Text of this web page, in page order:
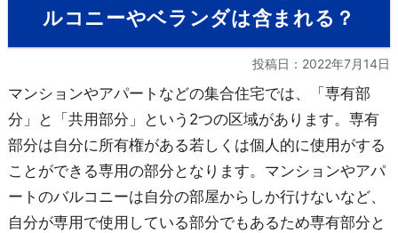
ルコニーやベランダは含まれる？
投稿日： 2022年7月14日
マンションやアパートなどの集合住宅では、「専有部
分」と「共用部分」という2つの区域があります。専有
部分は自分に所有権がある若しくは個人的に使用がする
ことができる専用の部分となります。マンションやアパ
ートのバルコニーは自分の部屋からしか行けないなど、
自分が専用で使用している部分でもあるため専有部分と